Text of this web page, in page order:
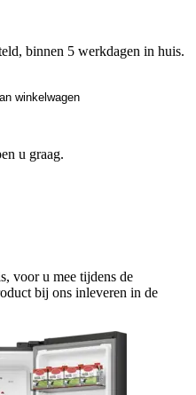
binnen 5 werkdagen in huis.
winkelwagen
u graag.
voor u mee tijdens de
bij ons inleveren in de